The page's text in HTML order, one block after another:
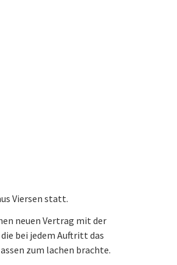
Viersen statt.
neuen Vertrag mit der
bei jedem Auftritt das
zum lachen brachte.